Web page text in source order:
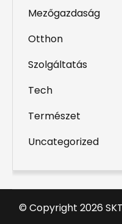
Mezőgazdaság
Otthon
Szolgáltatás
Tech
Természet
Uncategorized
© Copyright 2026